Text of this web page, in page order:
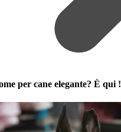
per cane elegante? È qui !